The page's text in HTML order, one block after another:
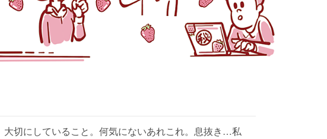
切にしていること。何気にないあれこれ。息抜き…私